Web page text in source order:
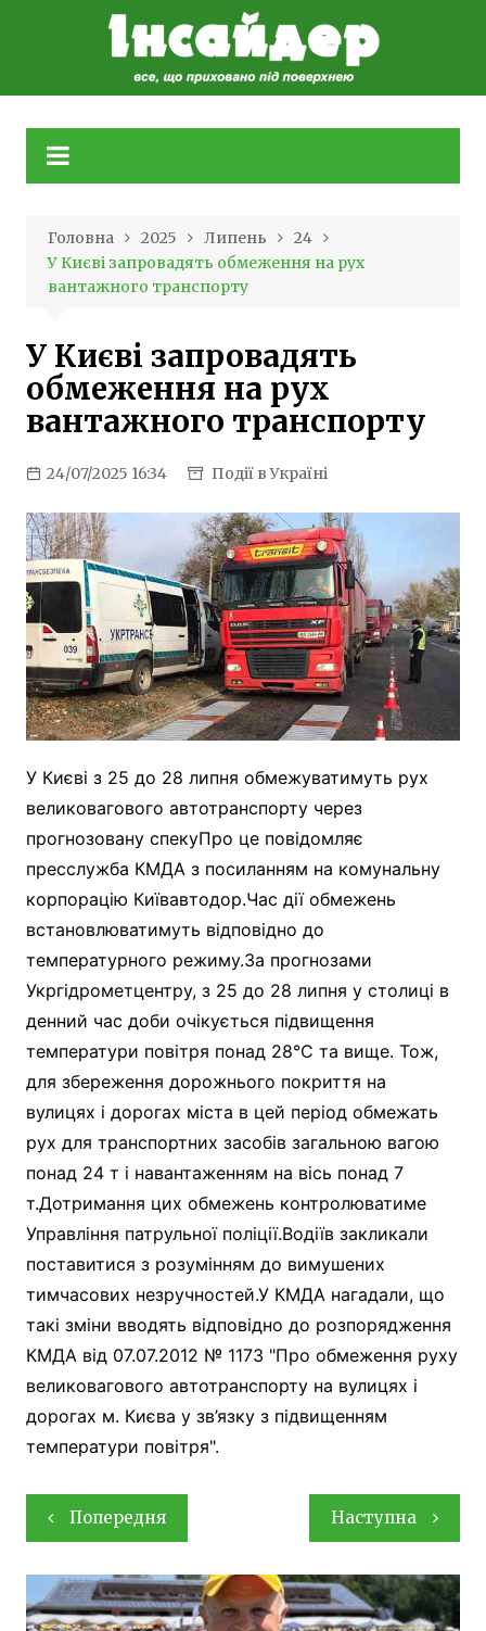
Головна 2025 Липень
24
У Києві запровадять обмеження на рух
вантажного транспорту
У Києві запровадять
обмеження на рух
вантажного транспорту
24/07/2025 16:34 Події в Україні
У Києві з 25 до 28 липня обмежуватимуть рух
великовагового автотранспорту через
прогнозовану спекуПро це повідомляє
пресслужба КМДА з посиланням на комунальну
корпорацію Київавтодор.Час дії обмежень
встановлюватимуть відповідно до
температурного режиму.За прогнозами
Укргідрометцентру, з 25 до 28 липня у столиці в
денний час доби очікується підвищення
температури повітря понад 28°С та вище. Тож,
для збереження дорожнього покриття на
вулицях і дорогах міста в цей період обмежать
рух для транспортних засобів загальною вагою
понад 24 т і навантаженням на вісь понад 7
т.Дотримання цих обмежень контролюватиме
Управління патрульної поліції.Водіїв закликали
поставитися з розумінням до вимушених
тимчасових незручностей.У КМДА нагадали, що
такі зміни вводять відповідно до розпорядження
КМДА від 07.07.2012 № 1173 "Про обмеження руху
великовагового автотранспорту на вулицях і
дорогах м. Києва у зв’язку з підвищенням
температури повітря".
Навігація
записів
Попередня Наступна